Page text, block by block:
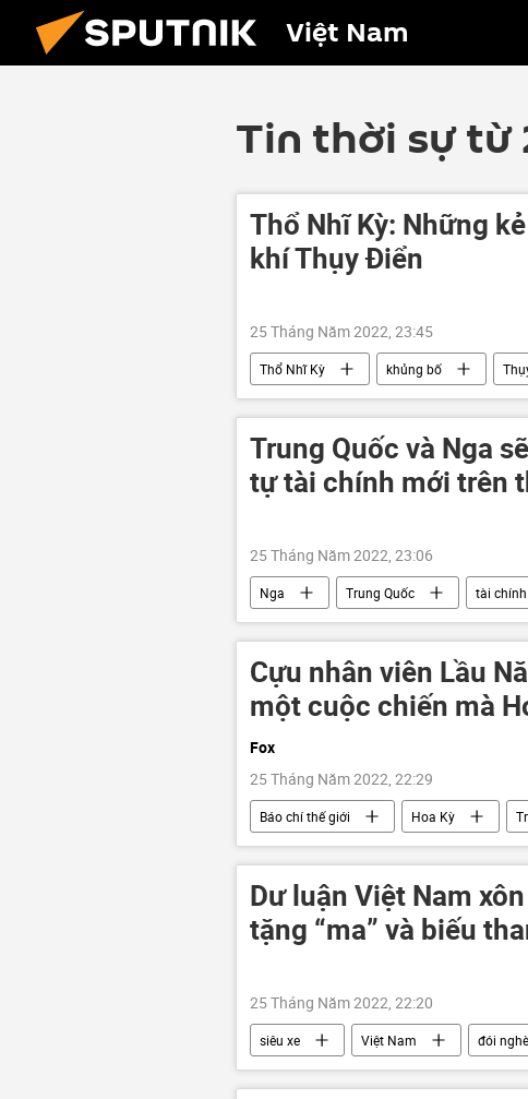
Việt Nam
Tin thời sự từ
Thổ Nhĩ Kỳ: Những
khí Thụy Điển
25 Tháng Năm 2022, 23:45
Thổ Nhĩ Kỳ khủng bố
Quân sự
Thế giới Báo chí
Trung Quốc và Nga
tự tài chính mới trên
25 Tháng Năm 2022, 23:06
Nga Trung Quốc tài chính
Các biện pháp trừng phạt chống Nga
Cựu nhân viên Lầu
một cuộc chiến mà
Fox
25 Tháng Năm 2022, 22:29
Báo chí thế giới Hoa Kỳ
cuộc chiến
Đài Loan Bộ
Dư luận Việt Nam
tặng “ma” và biếu
25 Tháng Năm 2022, 22:20
siêu xe Việt Nam đói
Hải quân Việt Nam